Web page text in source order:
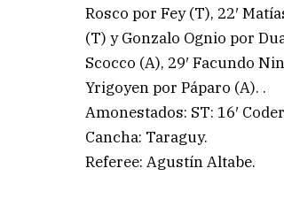
Rosco por Fey (T), 22′
(T) y Gonzalo Ognio por
Scocco (A), 29′ Facundo
Yrigoyen por Páparo (A). .
Amonestados: ST: 16′
Cancha: Taraguy.
Referee: Agustín Altabe.